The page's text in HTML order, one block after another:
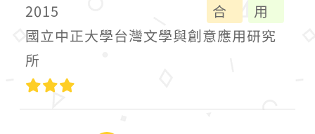
2015
合
用
國立中正大學台灣文學與創意應用研究
所